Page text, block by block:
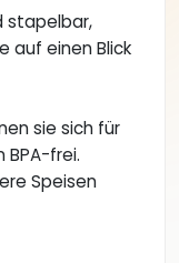
stapelbar,
auf einen Blick
sie sich für
frei.
Speisen